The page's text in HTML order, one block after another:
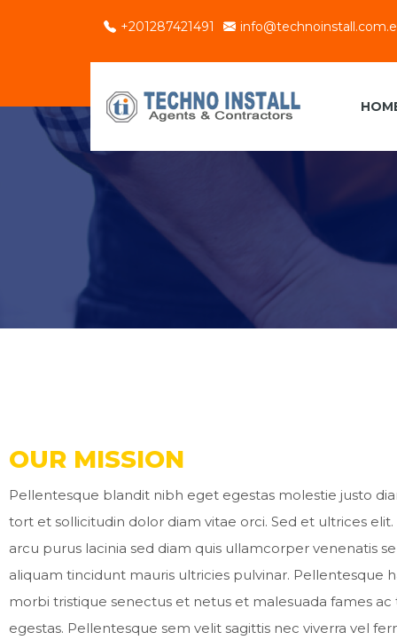
+201287421491
OUR MISSION
Pellentesque blandit nibh eget egestas molestie justo
tort et sollicitudin dolor diam vitae orci. Sed et ultrices
arcu purus lacinia sed diam quis ullamcorper venenatis
aliquam tincidunt mauris ultricies pulvinar. Pellentesque
morbi tristique senectus et netus et malesuada fames ac
egestas. Pellentesque sem velit sagittis nec viverra vel